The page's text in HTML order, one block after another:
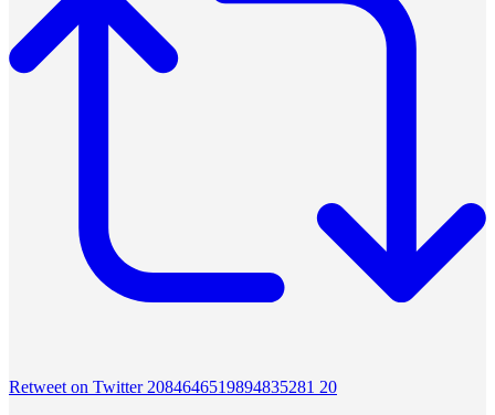
Retweet on Twitter 2084646519894835281 20